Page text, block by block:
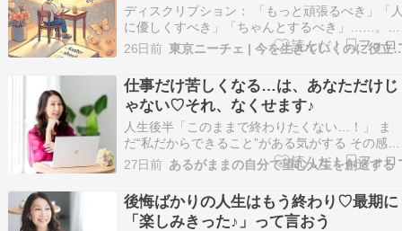
ディスクリプション： 「もっと頑張るべき」「
に優しくすべき」「ちゃんとするべき」……。あ
なたを苦しめるその正義は、本当にあなた自身の
ものですか？心の奥底にある無意識のルールブッ
ク（スキーマ）を書き換え、自分を優しく許すた
めの10の実践アプローチ。 キーワード： 7月, べ
思…
26日前 東京ニーチェ | 今を生きて
仕事だけ苦しくなる…は、あなただけじ
ゃない♡それ、なくせます♪
人生後半「このままで終わりたくない…！」 ま
だ“私だからできること”がある気がする その感覚
は魂からのサイン 足りない何かを埋めようとし
も答えを探しに行っても どこか満たされなかっ
のは “魂が望む生き方”をまだ生きれてないから
う無理に頑張らなくていい“あなただけの答え”…
27日前 あるがままの自分で望む人生を創造する
後悔ばかりの人生はもう終わり♡最期に
「楽しみきった♪」って言おう